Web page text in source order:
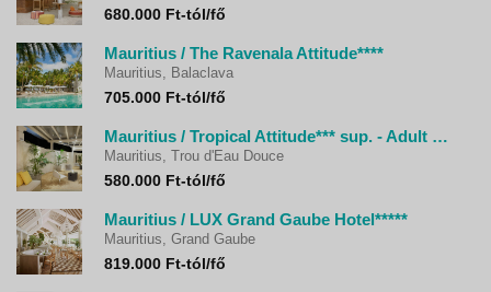
680.000 Ft-tól/fő
Mauritius / The Ravenala Attitude****
Mauritius, Balaclava
705.000 Ft-tól/fő
Mauritius / Tropical Attitude*** sup. - Adult Only
Mauritius, Trou d'Eau Douce
580.000 Ft-tól/fő
Mauritius / LUX Grand Gaube Hotel*****
Mauritius, Grand Gaube
819.000 Ft-tól/fő